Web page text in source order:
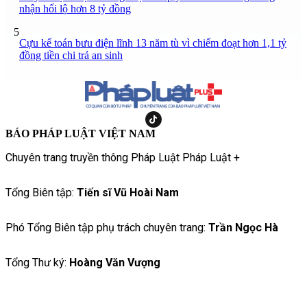
nhận hối lộ hơn 8 tỷ đồng
5
Cựu kế toán bưu điện lĩnh 13 năm tù vì chiếm đoạt hơn 1,1 tỷ
đồng tiền chi trả an sinh
BÁO PHÁP LUẬT VIỆT NAM
Chuyên trang truyền thông Pháp Luật Pháp Luật +
Tổng Biên tập: Tiến sĩ Vũ Hoài Nam
Phó Tổng Biên tập phụ trách chuyên trang: Trần Ngọc Hà
Tổng Thư ký: Hoàng Văn Vượng